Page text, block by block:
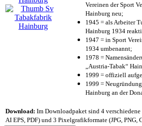
Vereinen der Sport
Hainburg neu;
1945 = als Arbeiter
Hainburg 1934
1947 = in Sport
1934 umbenannt;
1978 =
„Austria-Tabak“
1999 = offiziell
1999 =
Hainburg an der
Download: Im Downloadpaket sind 4
AI EPS, PDF) und 3 Pixelgrafikformate (JPG, PNG,